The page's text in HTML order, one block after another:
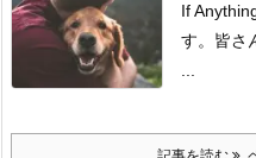
If
す。 皆さ
...